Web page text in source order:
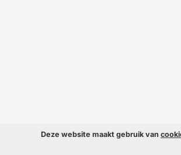
Deze website maakt gebruik van